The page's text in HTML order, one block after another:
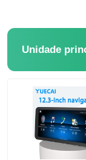
Quem Somos
Fábrica
Controle de
Unidade